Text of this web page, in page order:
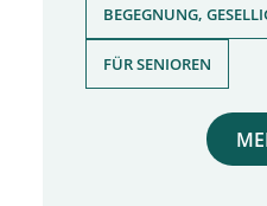
BEGEGNUNG,
FÜR SENIOREN